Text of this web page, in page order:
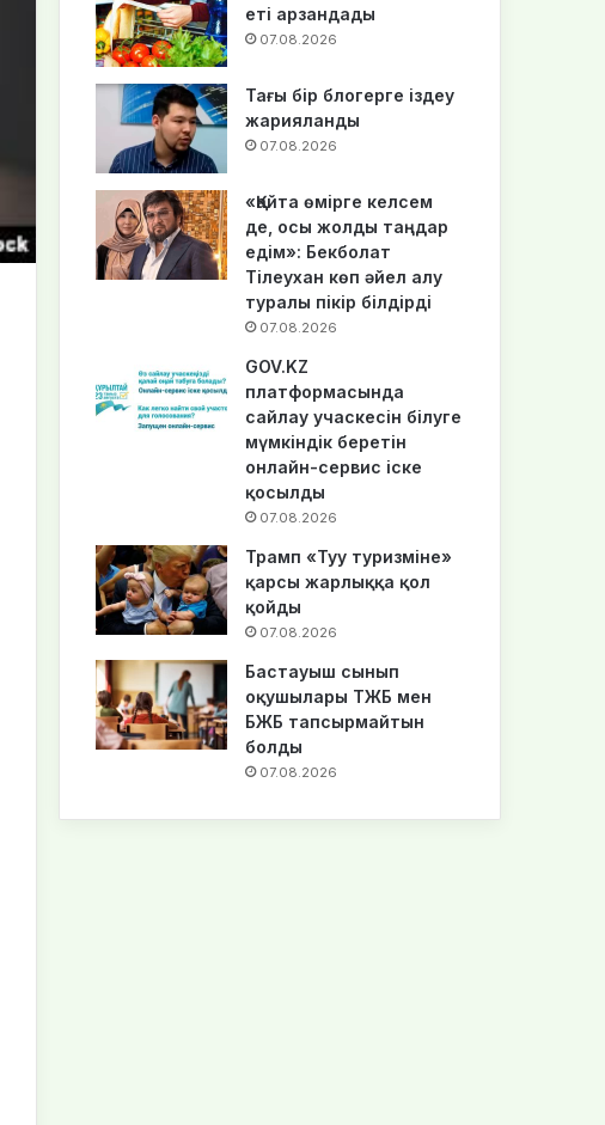
еті арзандады
07.08.2026
Тағы бір блогерге іздеу
жарияланды
07.08.2026
«Қайта өмірге келсем
де, осы жолды таңдар
едім»: Бекболат
Тілеухан көп әйел алу
туралы пікір білдірді
07.08.2026
GOV.KZ
платформасында
сайлау учаскесін білуге
мүмкіндік беретін
онлайн-сервис іске
қосылды
07.08.2026
Трамп «Туу туризміне»
қарсы жарлыққа қол
қойды
07.08.2026
Бастауыш сынып
оқушылары ТЖБ мен
БЖБ тапсырмайтын
болды
07.08.2026